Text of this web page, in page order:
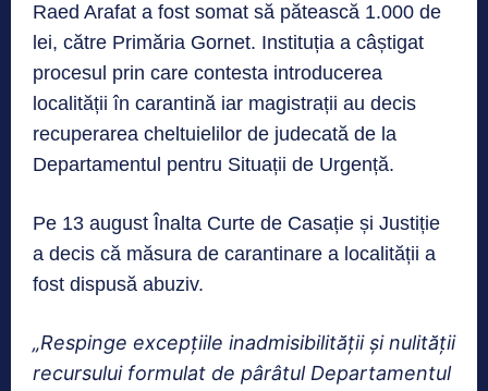
Raed Arafat a fost somat să pătească 1.000 de
lei, către Primăria Gornet. Instituția a câștigat
procesul prin care contesta introducerea
localității în carantină iar magistrații au decis
recuperarea cheltuielilor de judecată de la
Departamentul pentru Situații de Urgență.
Pe 13 august Înalta Curte de Casație și Justiție
a decis că măsura de carantinare a localității a
fost dispusă abuziv.
„Respinge excepţiile inadmisibilităţii şi nulităţii
recursului formulat de pârâtul Departamentul